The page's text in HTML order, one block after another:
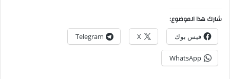
شارك هذا الموضوع:
فيس بوك X
Telegram
WhatsApp